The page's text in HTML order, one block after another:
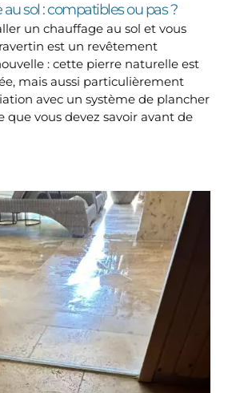
sol : compatibles ou pas ?
un chauffage au sol et vous
est un revêtement
: cette pierre naturelle est
mais aussi particulièrement
avec un système de plancher
que vous devez savoir avant de